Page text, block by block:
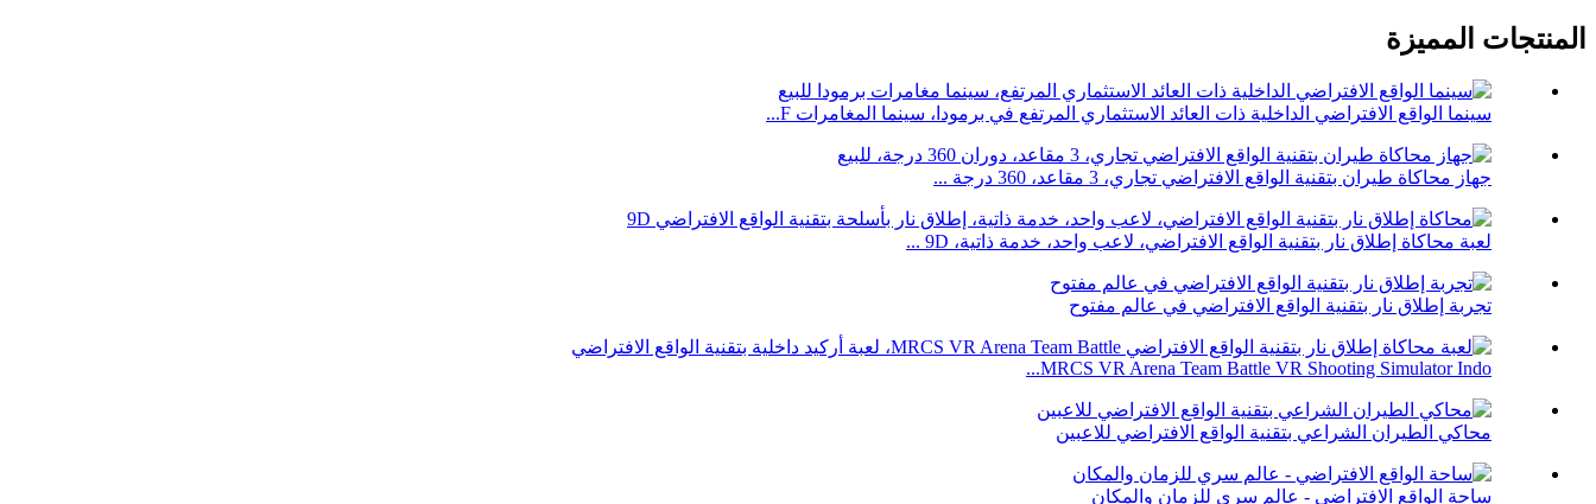
المنتجات المميزة
سينما الواقع الافتراضي الداخلية ذات العائد الاستثماري المرتفع في برمودا، سينما المغامرات F...
جهاز محاكاة طيران بتقنية الواقع الافتراضي تجاري، 3 مقاعد، 360 درجة ...
لعبة محاكاة إطلاق نار بتقنية الواقع الافتراضي، لاعب واحد، خدمة ذاتية، 9D ...
تجربة إطلاق نار بتقنية الواقع الافتراضي في عالم مفتوح
MRCS VR Arena Team Battle VR Shooting Simulator Indo...
محاكي الطيران الشراعي بتقنية الواقع الافتراضي للاعبين
ساحة الواقع الافتراضي - عالم سري للزمان والمكان